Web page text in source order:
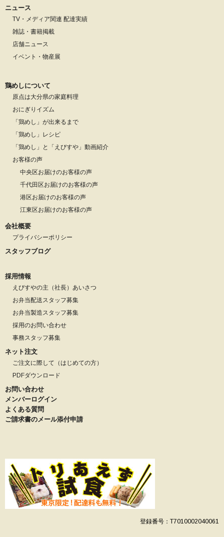
ニュース
TV・メディア関連 配達実績
雑誌・書籍掲載
店舗ニュース
イベント・物産展
鶏めしについて
原点は大分県の家庭料理
おにぎりイズム
「鶏めし」が出来るまで
「鶏めし」レシピ
「鶏めし」と「えびすや」動画紹介
お客様の声
中央区お届けのお客様の声
千代田区お届けのお客様の声
港区お届けのお客様の声
江東区お届けのお客様の声
会社概要
プライバシーポリシー
スタッフブログ
採用情報
えびすやの主（社長）あいさつ
お弁当配送スタッフ募集
お弁当製造スタッフ募集
採用のお問い合わせ
事務スタッフ募集
ネット注文
ご注文に際して（はじめての方）
PDFダウンロード
お問い合わせ
メンバーログイン
よくある質問
ご請求書のメール添付申請
登録番号：T7010002040061